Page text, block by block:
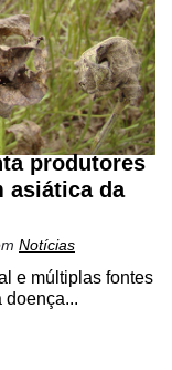
produtores
asiática da
Notícias
e múltiplas fontes
doença...